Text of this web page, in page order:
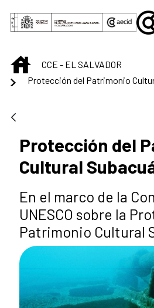
Saut au contenu principal
INICIOCCE - EL SALVADOR
Protección del Patrimonio
Protección del
Cultural
En el marco de la
UNESCO sobre la
Patrimonio Cultural